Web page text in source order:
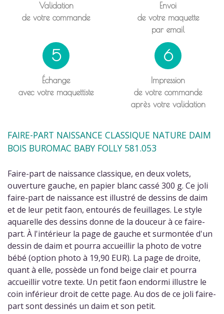
Validation
de votre commande
Envoi
de votre maquette
par email
5
Échange
avec votre maquettiste
6
Impression
de votre commande
après votre validation
FAIRE-PART NAISSANCE CLASSIQUE NATURE DAIM
BOIS BUROMAC BABY FOLLY 581.053
Faire-part de naissance classique, en deux volets,
ouverture gauche, en papier blanc cassé 300 g. Ce joli
faire-part de naissance est illustré de dessins de daim
et de leur petit faon, entourés de feuillages. Le style
aquarelle des dessins donne de la douceur à ce faire-
part. À l'intérieur la page de gauche et surmontée d'un
dessin de daim et pourra accueillir la photo de votre
bébé (option photo à 19,90 EUR). La page de droite,
quant à elle, possède un fond beige clair et pourra
accueillir votre texte. Un petit faon endormi illustre le
coin inférieur droit de cette page. Au dos de ce joli faire-
part sont dessinés un daim et son petit.